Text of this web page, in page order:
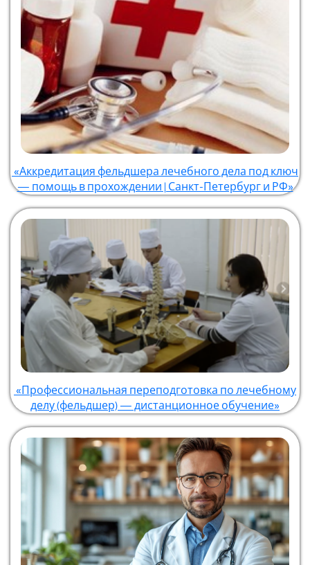
«Аккредитация фельдшера лечебного дела под ключ
— помощь в прохождении | Санкт-Петербург и РФ»
«Профессиональная переподготовка по лечебному
делу (фельдшер) — дистанционное обучение»